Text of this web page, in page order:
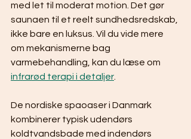
med let til moderat motion. Det gør
saunaen til et reelt sundhedsredskab,
ikke bare en luksus. Vil du vide mere
om mekanismerne bag
varmebehandling, kan du læse om
infrarød terapi i detaljer
De nordiske spaoaser i Danmark
kombinerer typisk udendørs
koldtvandsbade med indendørs